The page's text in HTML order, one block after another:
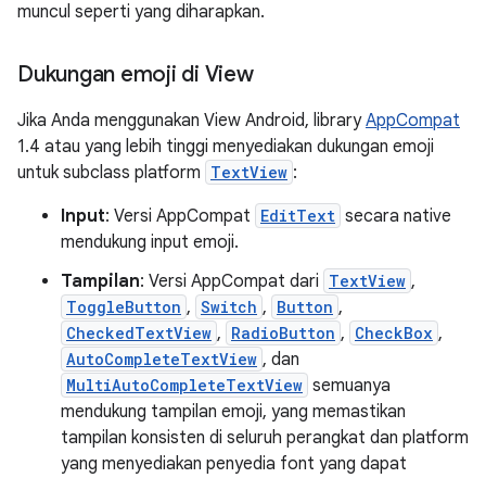
muncul seperti yang diharapkan.
Dukungan emoji di View
Jika Anda menggunakan View Android, libraryAppCompat
1.4 atau yang lebih tinggi menyediakan dukungan emoji
untuk subclass platform TextView :
Input: Versi AppCompat EditText secara native
mendukung input emoji.
Tampilan: Versi AppCompat dari TextView ,
ToggleButton , Switch , Button ,
CheckedTextView , RadioButton , CheckBox ,
AutoCompleteTextView , dan
MultiAutoCompleteTextView semuanya
mendukung tampilan emoji, yang memastikan
tampilan konsisten di seluruh perangkat dan platform
yang menyediakan penyedia font yang dapat